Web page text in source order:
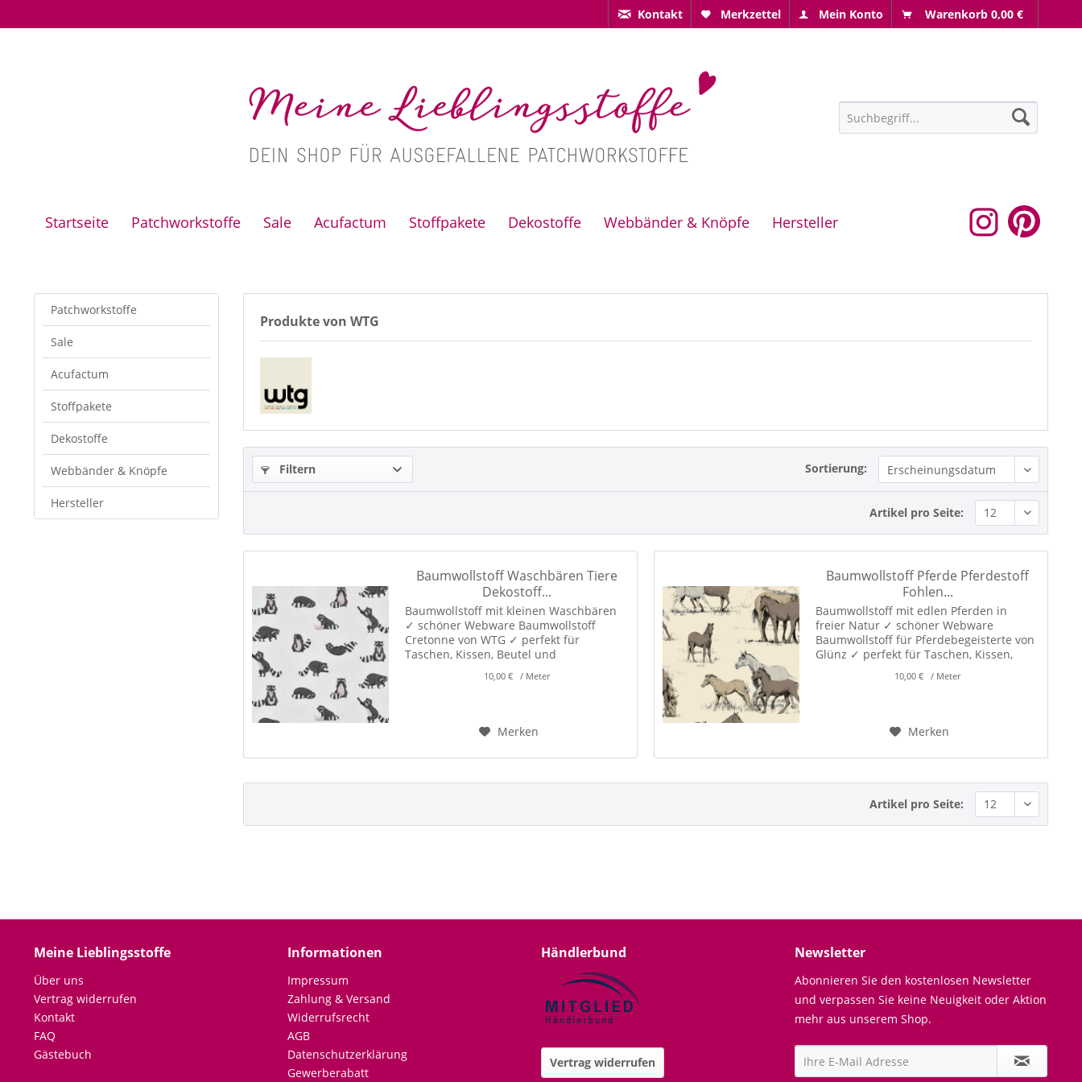
Kontakt Merkzettel Mein Konto Warenkorb 0,00 €
Startseite Patchworkstoffe Sale Acufactum Stoffpakete Dekostoffe Webbänder & Knöpfe Hersteller
Patchworkstoffe
Sale
Acufactum
Stoffpakete
Dekostoffe
Webbänder & Knöpfe
Hersteller
Produkte von WTG
Filtern Sortierung:
Artikel pro Seite:
Baumwollstoff Waschbären Tiere
Dekostoff...
Baumwollstoff mit kleinen Waschbären
✓ schöner Webware Baumwollstoff
Cretonne von WTG ✓ perfekt für
Taschen, Kissen, Beutel und
10,00 € / Meter
Merken
Baumwollstoff Pferde Pferdestoff
Fohlen...
Baumwollstoff mit edlen Pferden in
freier Natur ✓ schöner Webware
Baumwollstoff für Pferdebegeisterte von
Glünz ✓ perfekt für Taschen, Kissen,
Haus und Garten! ✓10,00 € / Meter
Merken
Artikel pro Seite:
Meine Lieblingsstoffe
Über uns
Vertrag widerrufen
Kontakt
FAQ
Gästebuch
Informationen
Impressum
Zahlung & Versand
Widerrufsrecht
AGB
Datenschutzerklärung
Gewerberabatt
Händlerbund
Vertrag widerrufen
Newsletter
Abonnieren Sie den kostenlosen Newsletter
und verpassen Sie keine Neuigkeit oder Aktion
mehr aus unserem Shop.